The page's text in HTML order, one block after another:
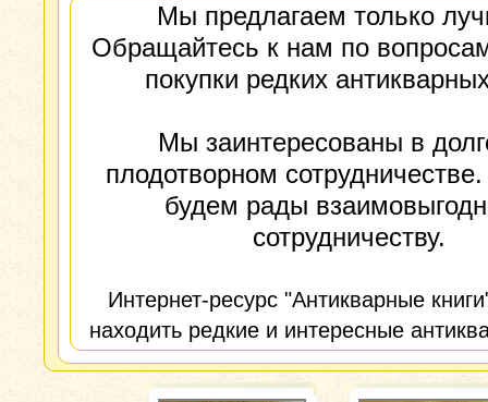
Мы предлагаем только
Обращайтесь к нам по
покупки редких
Мы заинтересованы в
плодотворном
будем рады
сотрудничеству.
Интернет-ресурс "Антикварные
находить редкие и интересные